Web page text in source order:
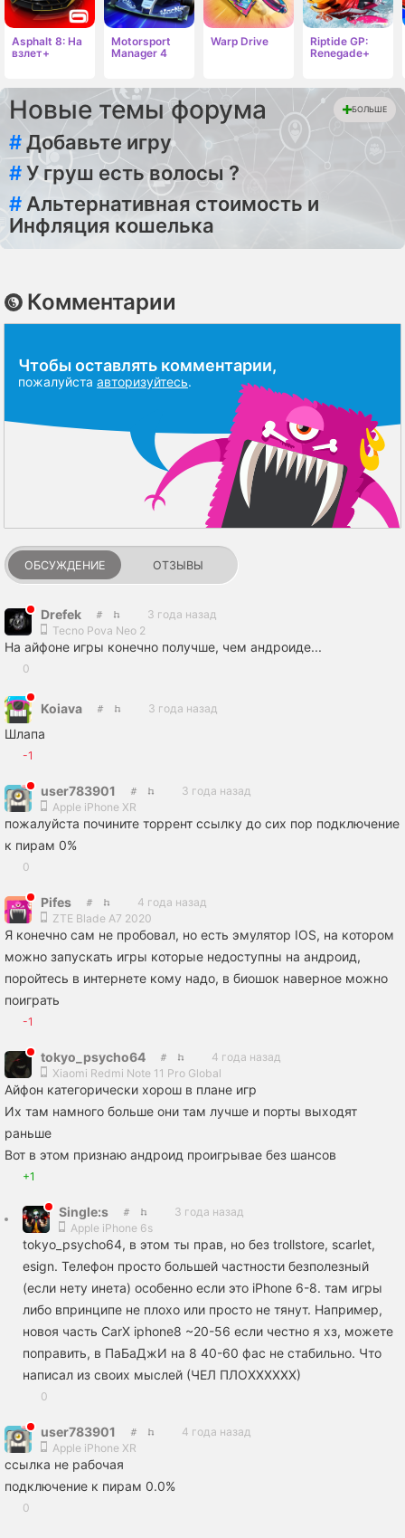
Asphalt 8: На
взлет+
Motorsport
Manager 4
Warp Drive
Riptide GP:
Renegade+
Новые темы форума БОЛЬШЕ
#Добавьте игру
#У груш есть волосы ?
#Альтернативная стоимость и
Инфляция кошелька
Комментарии
Чтобы оставлять комментарии,
пожалуйста авторизуйтесь.
ОБСУЖДЕНИЕ ОТЗЫВЫ
Drefek
3 года назад
Tecno Pova Neo 2
На айфоне игры конечно получше, чем андроиде...
0
Koiava 3 года назад
Шлапа
-1
user783901
3 года назад
Apple iPhone XR
пожалуйста почините торрент ссылку до сих пор подключение
к пирам 0%
0
Pifes
4 года назад
ZTE Blade A7 2020
Я конечно сам не пробовал, но есть эмулятор IOS, на котором
можно запускать игры которые недоступны на андроид,
поройтесь в интернете кому надо, в биошок наверное можно
поиграть
-1
tokyo_psycho64
4 года назад
Xiaomi Redmi Note 11 Pro Global
Айфон категорически хорош в плане игр
Их там намного больше они там лучше и порты выходят
раньше
Вот в этом признаю андроид проигрывае без шансов
+1
Single:s
3 года назад
Apple iPhone 6s
tokyo_psycho64, в этом ты прав, но без trollstore, scarlet,
esign. Телефон просто большей частности безполезный
(если нету инета) особенно если это iPhone 6-8. там игры
либо впринципе не плохо или просто не тянут. Например,
новоя часть CarX iphone8 ~20-56 если честно я хз, можете
поправить, в ПаБаДжИ на 8 40-60 фас не стабильно. Что
написал из своих мыслей (ЧЕЛ ПЛОХХХХХХ)
0
user783901
4 года назад
Apple iPhone XR
ссылка не рабочая
подключение к пирам 0.0%
0